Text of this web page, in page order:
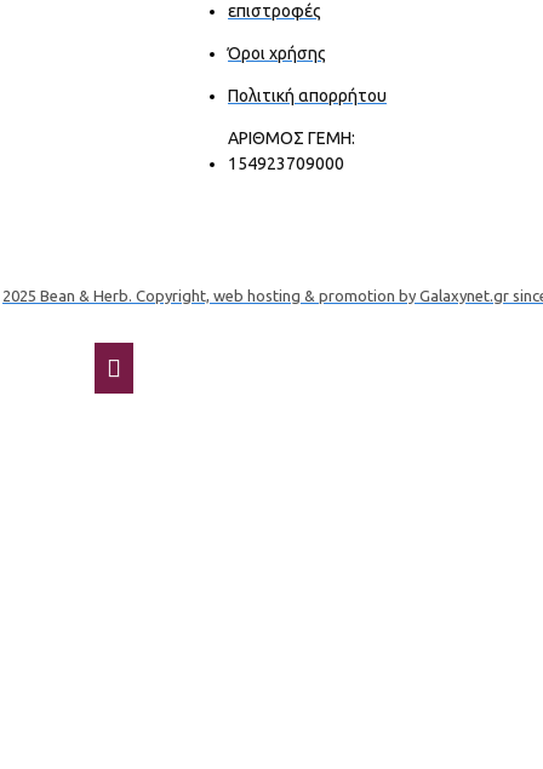
επιστροφές
Όροι χρήσης
Πολιτική απορρήτου
ΑΡΙΘΜΟΣ ΓΕΜΗ:
154923709000
2025 Bean & Herb. Copyright, web hosting & promotion by Galaxynet.gr